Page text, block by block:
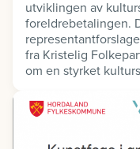
utviklingen av
foreldrebetalingen.
fra Kristelig
om en styrket